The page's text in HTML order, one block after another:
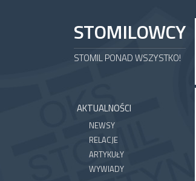
STOMILOWCY
STOMIL PONAD WSZYSTKO!
AKTUALNOŚCI
NEWSY
RELACJE
ARTYKUŁY
WYWIADY